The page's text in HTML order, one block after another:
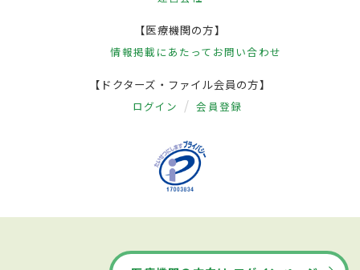
【医療機関の方】
情報掲載にあたって お問い合わせ
【ドクターズ・ファイル会員の方】
ログイン 会員登録